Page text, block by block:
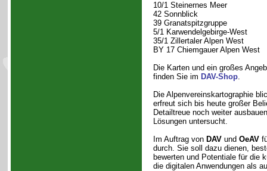
10/1 Steinernes Meer
42 Sonnblick
39 Granatspitzgruppe
5/1 Karwendelgebirge-West
35/1 Zillertaler Alpen West
BY 17 Chiemgauer Alpen West
Die Karten und ein großes
finden Sie im DAV-Shop.
Die Alpenvereinskartographie
erfreut sich bis heute großer
Detailtreue noch weiter
Lösungen untersucht.
Im Auftrag von DAVund OeAV
durch. Sie soll dazu dienen,
bewerten und Potentiale für die
die digitalen Anwendungen als